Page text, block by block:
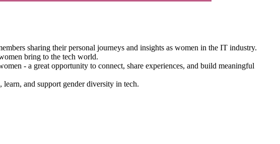
sharing their personal journeys and insights as women in the IT industry.
bring to the tech world.
- a great opportunity to connect, share experiences, and build meaningful
and support gender diversity in tech.